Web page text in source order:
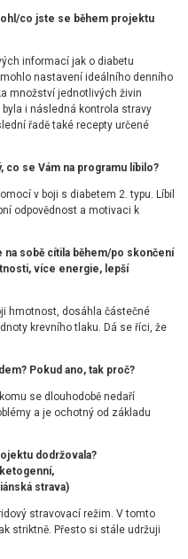
co jste se během projektu
informací jak o diabetu
nastavení ideálního denního
množství jednotlivých živin
i následná kontrola stravy
řadě také recepty určené
co se Vám na programu líbilo?
v boji s diabetem 2. typu. Líbil
odpovědnost a motivaci k
na sobě cítila během/po skončení
více energie, lepší
hmotnost, dosáhla částečné
krevního tlaku. Dá se říci, že
Pokud ano, tak proč?
se dlouhodobě nedaří
a je ochotný od základu
dodržovala?
strava)
stravovací režim. V tomto
striktně. Přesto si stále udržuji